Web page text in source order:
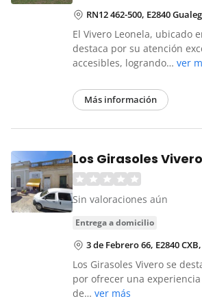
RN12 462-500, E2840
El Vivero Leonela, ubicado
destaca por su atención
accesibles, logrando… ver
Más información
Los Girasoles Vivero
Sin valoraciones aún
entrega a domicilio
3 de Febrero 66, E2840
Los Girasoles Vivero se
por ofrecer una
de… ver más